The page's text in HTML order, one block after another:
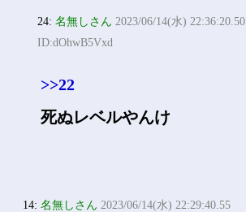
24:名無しさん 2023/06/14(水) 22:36:20.50
ID:dOhwB5Vxd
>>22
死ぬレベルやんけ
14:名無しさん 2023/06/14(水) 22:29:40.55